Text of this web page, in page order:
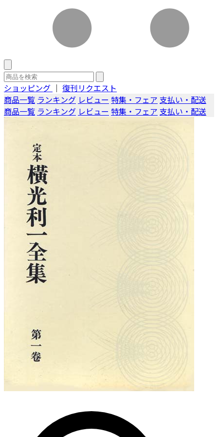
ショッピング ｜ 復刊リクエスト
商品一覧 ランキング レビュー 特集・フェア 支払い・配送
商品一覧 ランキング レビュー 特集・フェア 支払い・配送